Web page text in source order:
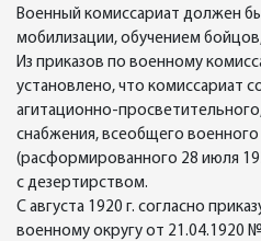
Военный комиссариат должен
мобилизации, обучением
Из приказов по военному
установлено, что комиссариат
агитационно-
снабжения, всеобщего военного
(расформированного 28 июля
с дезертирством.
С августа 1920 г. согласно
военному округу от 21.04.1920